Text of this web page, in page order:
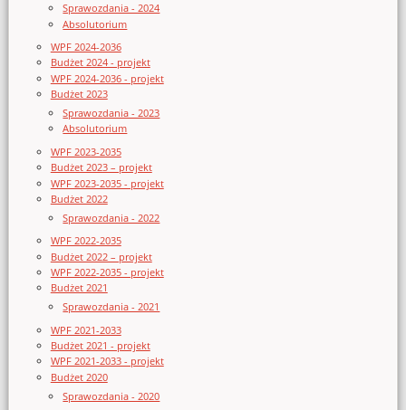
Sprawozdania - 2024
Absolutorium
WPF 2024-2036
Budżet 2024 - projekt
WPF 2024-2036 - projekt
Budżet 2023
Sprawozdania - 2023
Absolutorium
WPF 2023-2035
Budżet 2023 – projekt
WPF 2023-2035 - projekt
Budżet 2022
Sprawozdania - 2022
WPF 2022-2035
Budżet 2022 – projekt
WPF 2022-2035 - projekt
Budżet 2021
Sprawozdania - 2021
WPF 2021-2033
Budżet 2021 - projekt
WPF 2021-2033 - projekt
Budżet 2020
Sprawozdania - 2020